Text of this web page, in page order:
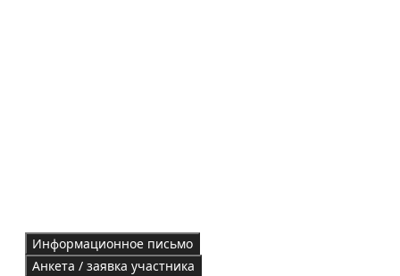
Информационное письмо
Анкета / заявка участника